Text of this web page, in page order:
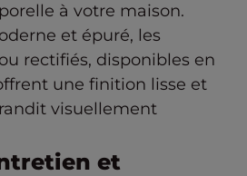
à votre maison.
et épuré, les
rectifiés, disponibles en
une finition lisse et
visuellement
et